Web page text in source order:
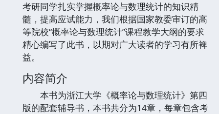
考研同学扎实掌握概率论与数理统计的知识精
髓，提高应试能力，我们根据国家教委审订的高
等院校“概率论与数理统计”课程教学大纲的要求
精心编写了此书，以期对广大读者的学习有所裨
益。
内容简介
本书为浙江大学《概率论与数理统计》第四
版的配套辅导书，本书共分为14章，每章包含考